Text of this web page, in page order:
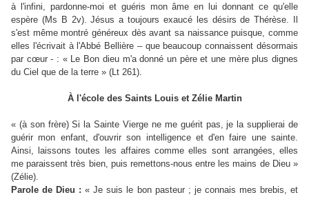
à l'infini, pardonne-moi et guéris mon âme en lui donnant ce qu'elle
espère (Ms B 2v). Jésus a toujours exaucé les désirs de Thérèse. Il
s'est même montré généreux dès avant sa naissance puisque, comme
elles l'écrivait à l'Abbé Bellière – que beaucoup connaissent désormais
par cœur - : « Le Bon dieu m'a donné un père et une mère plus dignes
du Ciel que de la terre » (Lt 261).
À l'école des Saints Louis et Zélie Martin
« (à son frère) Si la Sainte Vierge ne me guérit pas, je la supplierai de
guérir mon enfant, d'ouvrir son intelligence et d'en faire une sainte.
Ainsi, laissons toutes les affaires comme elles sont arrangées, elles
me paraissent très bien, puis remettons-nous entre les mains de Dieu »
(Zélie).
Parole de Dieu : « Je suis le bon pasteur ; je connais mes brebis, et